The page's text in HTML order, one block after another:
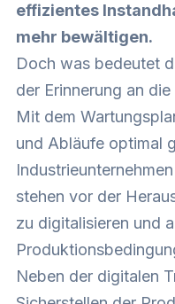
effizientes
mehr bewältigen.
Doch was bedeutet
der Erinnerung an
Mit dem
und Abläufe optimal
stehen vor der
zu digitalisieren und
Neben der digitalen